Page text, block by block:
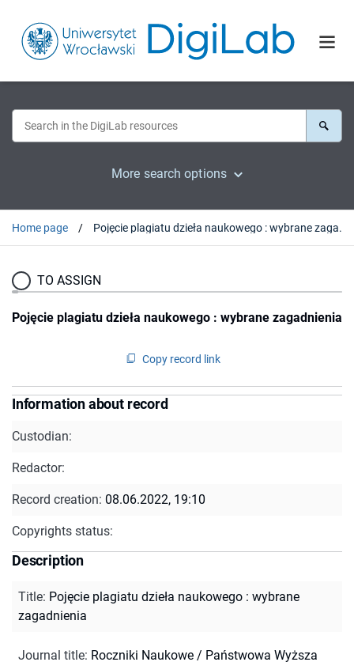
More search options
Home page Pojęcie plagiatu dzieła naukowego : wybrane zagadnienia
TO ASSIGN
Pojęcie plagiatu dzieła naukowego : wybrane zagadnienia
Copy record link
Information about record
Custodian:
Redactor:
Record creation: 08.06.2022, 19:10
Copyrights status:
Description
Title: Pojęcie plagiatu dzieła naukowego : wybrane
zagadnienia
Journal title: Roczniki Naukowe / Państwowa Wyższa